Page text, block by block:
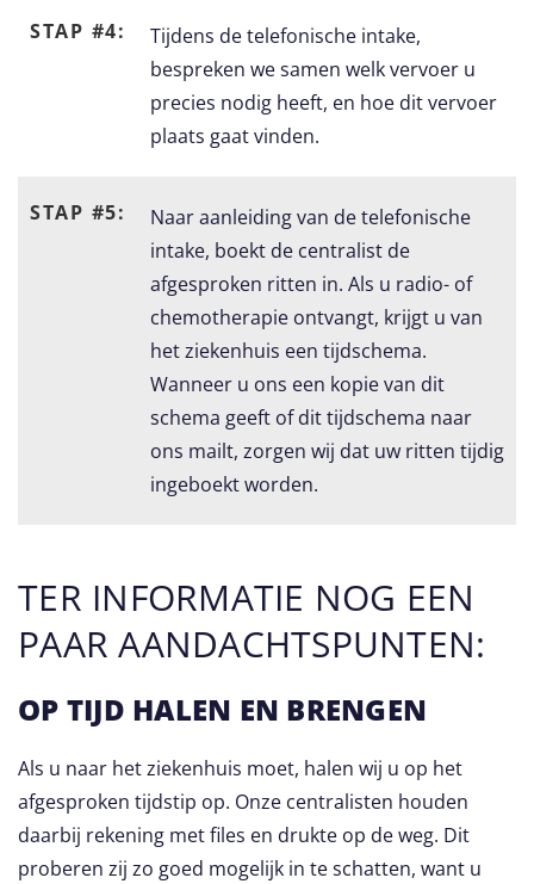
STAP #4:
Tijdens de telefonische intake,
bespreken we samen welk vervoer u
precies nodig heeft, en hoe dit vervoer
plaats gaat vinden.
STAP #5:
Naar aanleiding van de telefonische
intake, boekt de centralist de
afgesproken ritten in. Als u radio- of
chemotherapie ontvangt, krijgt u van
het ziekenhuis een tijdschema.
Wanneer u ons een kopie van dit
schema geeft of dit tijdschema naar
ons mailt, zorgen wij dat uw ritten tijdig
ingeboekt worden.
TER INFORMATIE NOG EEN
PAAR AANDACHTSPUNTEN:
OP TIJD HALEN EN BRENGEN
Als u naar het ziekenhuis moet, halen wij u op het
afgesproken tijdstip op. Onze centralisten houden
daarbij rekening met files en drukte op de weg. Dit
proberen zij zo goed mogelijk in te schatten, want u